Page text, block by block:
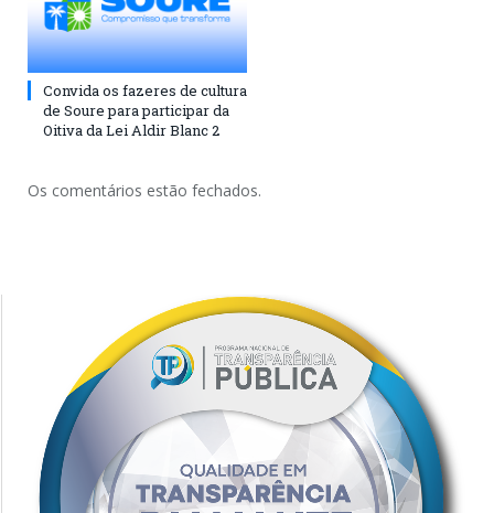
Convida os fazeres de cultura
de Soure para participar da
Oitiva da Lei Aldir Blanc 2
Os comentários estão fechados.